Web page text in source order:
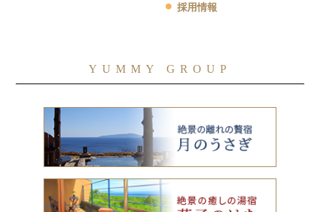
採用情報
YUMMY GROUP